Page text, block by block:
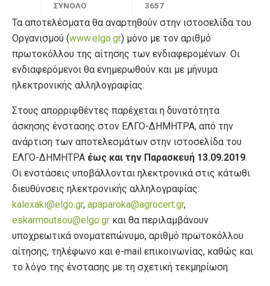
ΣΥΝΟΛΟ 3657
Τα αποτελέσματα θα αναρτηθούν στην ιστοσελίδα του
Οργανισμού (www.elgo.gr) μόνο με τον αριθμό
πρωτοκόλλου της αίτησης των ενδιαφερομένων. Οι
ενδιαφερόμενοι θα ενημερωθούν και με μήνυμα
ηλεκτρονικής αλληλογραφίας.
Στους απορριφθέντες παρέχεται η δυνατότητα
άσκησης ένστασης στον ΕΛΓΟ-ΔΗΜΗΤΡΑ, από την
ανάρτιση των αποτελεσμάτων στην ιστοσελίδα του
ΕΛΓΟ-ΔΗΜΗΤΡΑ έως και την Παρασκευή 13.09.2019.
Οι ενστάσεις υποβάλλονται ηλεκτρονικά στις κάτωθι
διευθύνσεις ηλεκτρονικής αλληλογραφίας:
kalexaki@elgo.gr, apaparoka@agrocert.gr,
eskarmoutsou@elgo.gr και θα περιλαμβάνουν
υποχρεωτικά ονοματεπώνυμο, αριθμό πρωτοκόλλου
αίτησης, τηλέφωνο και e-mail επικοινωνίας, καθώς και
το λόγο της ένστασης με τη σχετική τεκμηρίωση.